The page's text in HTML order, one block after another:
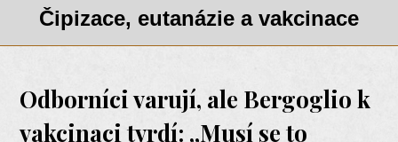
Čipizace, eutanázie a vakcinace
Odborníci varují, ale Bergoglio k
vakcinaci tvrdí: „Musí se to